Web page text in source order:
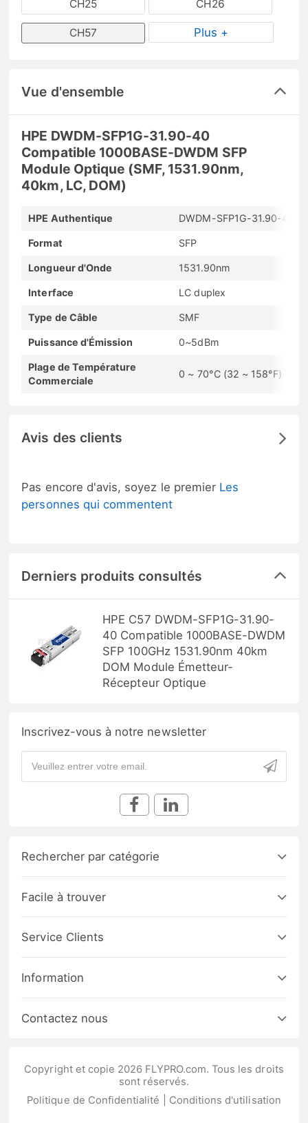
CH25 CH26
CH57 Plus +
Vue d'ensemble
HPE DWDM-SFP1G-31.90-40
Compatible 1000BASE-DWDM SFP
Module Optique (SMF, 1531.90nm,
40km, LC, DOM)
HPE Authentique DWDM-SFP1G-31.90-40
Format SFP
Longueur d'Onde 1531.90nm
Interface LC duplex
Type de Câble SMF
Puissance d'Émission 0~5dBm
Plage de Température
Commerciale
0 ~ 70°C (32 ~ 158°F)
Avis des clients
Pas encore d'avis, soyez le premier Les
personnes qui commentent
Derniers produits consultés
HPE C57 DWDM-SFP1G-31.90-
40 Compatible 1000BASE-DWDM
SFP 100GHz 1531.90nm 40km
DOM Module Émetteur-
Récepteur Optique
Inscrivez-vous à notre newsletter
Rechercher par catégorie
Facile à trouver
Service Clients
Information
Contactez nous
Copyright et copie 2026 FLYPRO.com. Tous les droits
sont réservés.
Politique de Confidentialité
Conditions d'utilisation